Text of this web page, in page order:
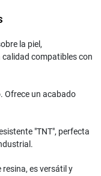
la piel,
compatibles con
Ofrece un acabado
"TNT", perfecta
es versátil y